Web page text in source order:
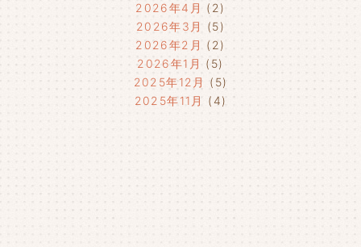
2026年4月 (2)
2026年3月
(5)
2026年2月 (2)
2026年1月 (5)
2025年12月
(5)
2025年11月
(4)
2025年7月
2025年5月